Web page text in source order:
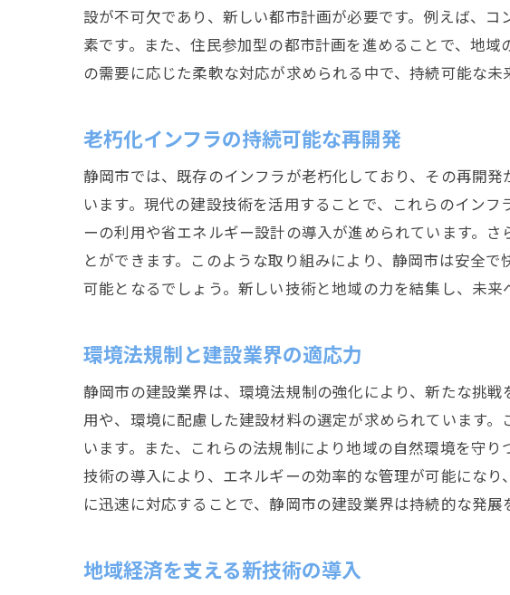
都市緑
水資源
持続可能な
防災イ
地域資
コミュ
地方創
再生可能エ
エネル
地域
蓄電技
エネル
スマートグ
設が不可欠であり、新しい都市計画が必要です。例えば、
素です。また、住民参加型の都市計画を進めることで、地
の需要に応じた柔軟な対応が求められる中で、持続可能な未
老朽化インフラの持続可能な再開発
静岡市では、既存のインフラが老朽化しており、その再開
います。現代の建設技術を活用することで、これらのイン
ーの利用や省エネルギー設計の導入が進められています。
とができます。このような取り組みにより、静岡市は安全
可能となるでしょう。新しい技術と地域の力を結集し、未
環境法規制と建設業界の適応力
静岡市の建設業界は、環境法規制の強化により、新たな挑
用や、環境に配慮した建設材料の選定が求められています
います。また、これらの法規制により地域の自然環境を守
技術の導入により、エネルギーの効率的な管理が可能にな
に迅速に対応することで、静岡市の建設業界は持続的な発展
地域経済を支える新技術の導入